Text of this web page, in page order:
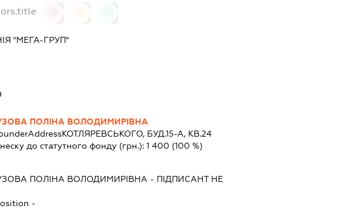
"МЕГА-ГРУП"
ПОЛІНА ВОЛОДИМИРІВНА
КОТЛЯРЕВСЬКОГО, БУД.15-А, КВ.24
до статутного фонду (грн.):1 400 (100 %)
ПОЛІНА ВОЛОДИМИРІВНА - ПІДПИСАНТНЕ
-